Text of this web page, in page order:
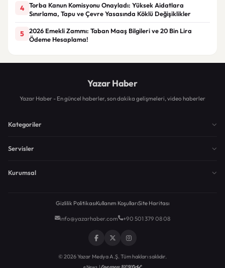
4
Torba Kanun Komisyonu Onayladı: Yüksek Aidatlara
Sınırlama, Tapu ve Çevre Yasasında Köklü Değişiklikler
5
2026 Emekli Zammı: Taban Maaş Bilgileri ve 20 Bin Lira
Ödeme Hesaplama!
Yazar Haber
Yazar Haber - En güncel haberler, son dakika gelişmeleri, video haberler
Kategoriler
Servisler
Kurumsal
Gizlilik PolitikasıKullanım KoşullarıSite Haritası
info@yazarhaber.com +90 501 379 08 08
© 2026 Yazar Medya A.Ş. Tüm hakları saklıdır.
eNews |Egemen KEYDAL